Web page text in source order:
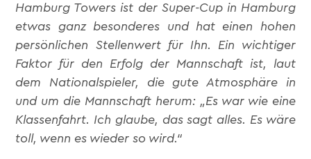
Hamburg Towers ist der Super-Cup in Hamburg
etwas ganz besonderes und hat einen hohen
persönlichen Stellenwert für Ihn. Ein wichtiger
Faktor für den Erfolg der Mannschaft ist, laut
dem Nationalspieler, die gute Atmosphäre in
und um die Mannschaft herum: „Es war wie eine
Klassenfahrt. Ich glaube, das sagt alles. Es wäre
toll, wenn es wieder so wird.“